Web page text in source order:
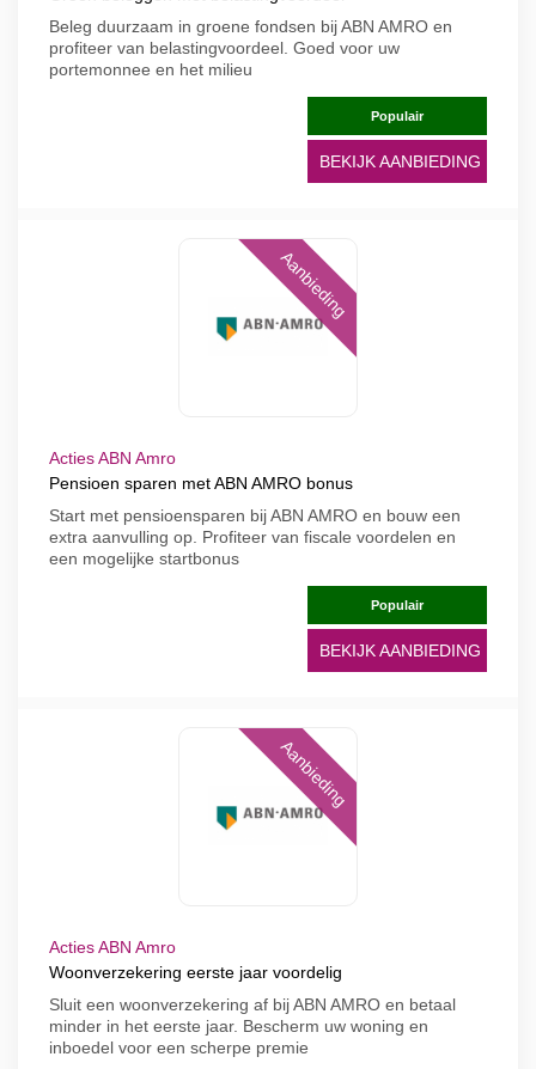
Beleg duurzaam in groene fondsen bij ABN AMRO en
profiteer van belastingvoordeel. Goed voor uw
portemonnee en het milieu
Populair
BEKIJK AANBIEDING
Aanbieding
Acties ABN Amro
Pensioen sparen met ABN AMRO bonus
Start met pensioensparen bij ABN AMRO en bouw een
extra aanvulling op. Profiteer van fiscale voordelen en
een mogelijke startbonus
Populair
BEKIJK AANBIEDING
Aanbieding
Acties ABN Amro
Woonverzekering eerste jaar voordelig
Sluit een woonverzekering af bij ABN AMRO en betaal
minder in het eerste jaar. Bescherm uw woning en
inboedel voor een scherpe premie